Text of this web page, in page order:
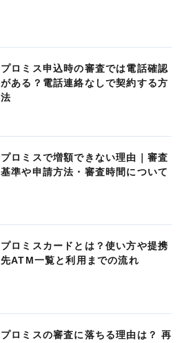
プロミス申込時の審査では電話確認
がある？電話連絡なしで契約する方
法
プロミスで増額できない理由｜審査
基準や申請方法・審査時間について
プロミスカードとは？使い方や提携
先ATM一覧と利用までの流れ
プロミスの審査に落ちる理由は？ 再